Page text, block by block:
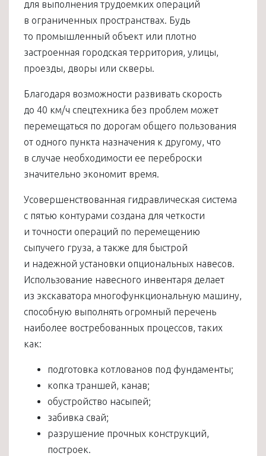
для выполнения трудоемких операций
в ограниченных пространствах. Будь
то промышленный объект или плотно
застроенная городская территория, улицы,
проезды, дворы или скверы.
Благодаря возможности развивать скорость
до 40 км/ч спецтехника без проблем может
перемещаться по дорогам общего пользования
от одного пункта назначения к другому, что
в случае необходимости ее переброски
значительно экономит время.
Усовершенствованная гидравлическая система
с пятью контурами создана для четкости
и точности операций по перемещению
сыпучего груза, а также для быстрой
и надежной установки опциональных навесов.
Использование навесного инвентаря делает
из экскаватора многофункциональную машину,
способную выполнять огромный перечень
наиболее востребованных процессов, таких
как:
подготовка котлованов под фундаменты;
копка траншей, канав;
обустройство насыпей;
забивка свай;
разрушение прочных конструкций,
построек.